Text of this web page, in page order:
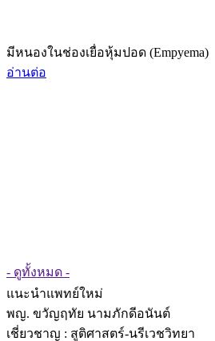
มีหนองในช่องเยื่อหุ้มปอด (Empyema)
อ่านต่อ
- ดูทั้งหมด -
แนะนำแพทย์ใหม่
พญ. ขวัญฤทัย นามภักดีอนันต์
เชี่ยวชาญ : สูติศาสตร์-นรีเวชวิทยา